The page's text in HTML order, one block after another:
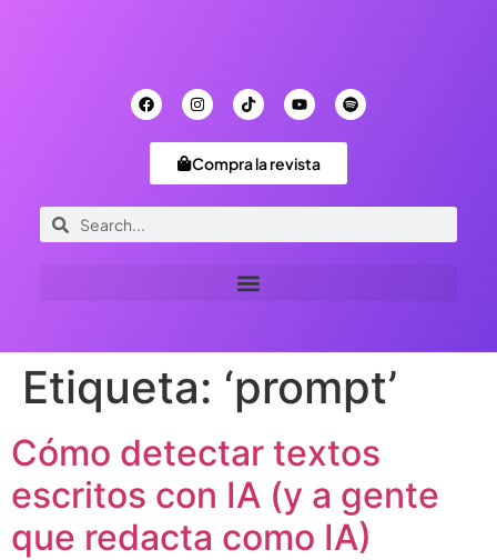
Compra la revista
Etiqueta: ‘prompt’
Cómo detectar textos
escritos con IA (y a gente
que redacta como IA)